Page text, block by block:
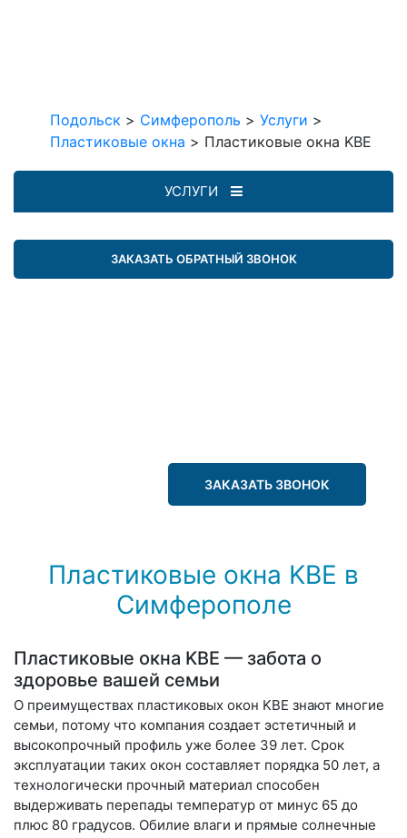
Подольск > Симферополь > Услуги >
Пластиковые окна > Пластиковые окна KBE
УСЛУГИ
ЗАКАЗАТЬ ОБРАТНЫЙ ЗВОНОК
ЗАКАЗАТЬ ЗВОНОК
Пластиковые окна KBE в
Симферополе
Пластиковые окна KBE — забота о
здоровье вашей семьи
О преимуществах пластиковых окон KBE знают многие
семьи, потому что компания создает эстетичный и
высокопрочный профиль уже более 39 лет. Срок
эксплуатации таких окон составляет порядка 50 лет, а
технологически прочный материал способен
выдерживать перепады температур от минус 65 до
плюс 80 градусов. Обилие влаги и прямые солнечные